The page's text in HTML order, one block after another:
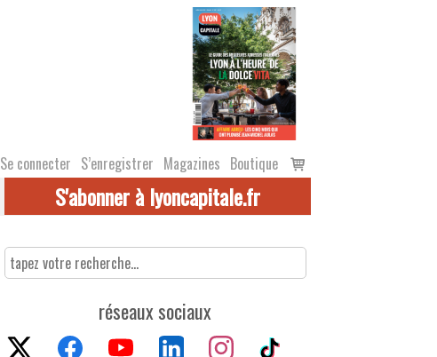
Se connecter S’enregistrer Magazines Boutique
Voir
le
S'abonner à lyoncapitale.fr
réseaux sociaux